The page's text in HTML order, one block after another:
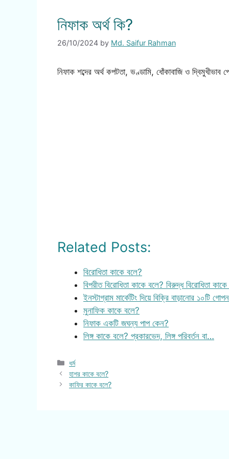
নিফাক অর্থ কি?
26/10/2024 by Md. Saifur Rahman
নিফাক শব্দের অর্থ কপটতা, ভণ্ডামি, ধোঁকাবাজি ও
Related Posts:
বিরোধিতা কাকে বলে?
বিপরীত বিরোধিতা কাকে বলে? বিরুদ্ধ বিরোধিতা
ইনস্টাগ্রাম মার্কেটিং দিয়ে বিক্রি বাড়ানোর ১০টি
মুনাফিক কাকে বলে?
নিফাক একটি জঘন্য পাপ কেন?
লিঙ্গ কাকে বলে? প্রকারভেদ, লিঙ্গ পরিবর্তন বা…
Categories
ধর্ম
হাশর কাকে বলে?
কাফির কাকে বলে?